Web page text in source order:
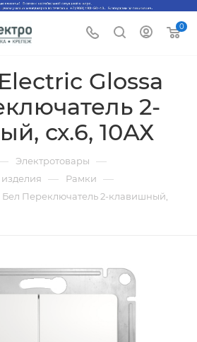
0
Glossa
2-
сх.6, 10АХ
Электротовары —
— Рамки —
Бел Переключатель 2-клавишный,